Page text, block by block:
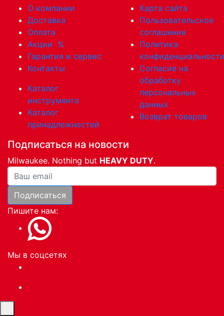
О компании
Доставка
Оплата
Акции %
Гарантия и сервис
Контакты
Каталог
инструмента
Каталог
принадлежностей
Карта сайта
Пользовательское
соглашение
Политика
Согласие на
обработку
персональных
данных
Возврат товаров
Подписаться на новости
Milwaukee. Nothing but HEAVY DUTY.
Ваша почта
Подписаться
Пишите нам:
Мы в соцсетях